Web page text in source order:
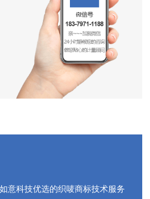
如意科技优选的织唛商标技术服务